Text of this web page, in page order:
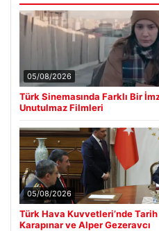
05/08/2026
Türk Sinemasında Farklı Bir
Unutulmaz Filmleri
05/08/2026
Türk Hava Kuvvetleri’nde Tarih
Karapınar ve Alper Gezeravcı